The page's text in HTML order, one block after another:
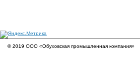
© 2019 ООО «Обуховская промышленная компания»